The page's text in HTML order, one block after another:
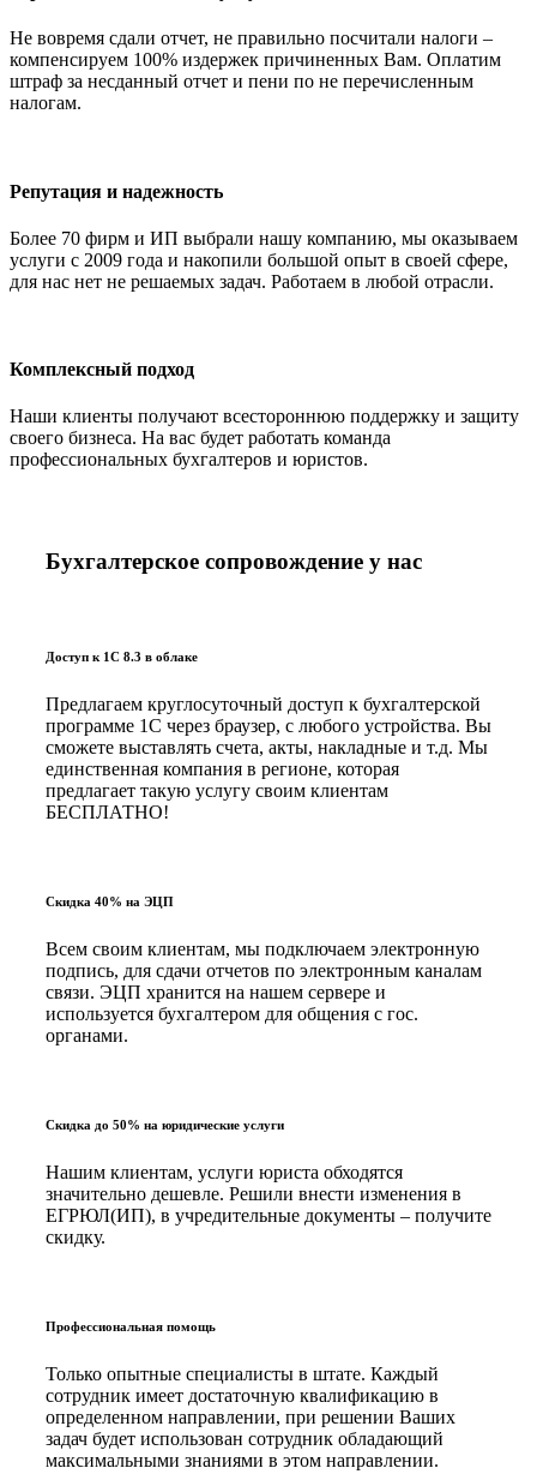
Не вовремя сдали отчет, не правильно посчитали налоги –
компенсируем 100% издержек причиненных Вам. Оплатим
штраф за несданный отчет и пени по не перечисленным
налогам.
Репутация и надежность
Более 70 фирм и ИП выбрали нашу компанию, мы оказываем
услуги с 2009 года и накопили большой опыт в своей сфере,
для нас нет не решаемых задач. Работаем в любой отрасли.
Комплексный подход
Наши клиенты получают всестороннюю поддержку и защиту
своего бизнеса. На вас будет работать команда
профессиональных бухгалтеров и юристов.
Бухгалтерское сопровождение у нас
Доступ к 1С 8.3 в облаке
Предлагаем круглосуточный доступ к бухгалтерской
программе 1С через браузер, с любого устройства. Вы
сможете выставлять счета, акты, накладные и т.д. Мы
единственная компания в регионе, которая
предлагает такую услугу своим клиентам
БЕСПЛАТНО!
Скидка 40% на ЭЦП
Всем своим клиентам, мы подключаем электронную
подпись, для сдачи отчетов по электронным каналам
связи. ЭЦП хранится на нашем сервере и
используется бухгалтером для общения с гос.
органами.
Скидка до 50% на юридические услуги
Нашим клиентам, услуги юриста обходятся
значительно дешевле. Решили внести изменения в
ЕГРЮЛ(ИП), в учредительные документы – получите
скидку.
Профессиональная помощь
Только опытные специалисты в штате. Каждый
сотрудник имеет достаточную квалификацию в
определенном направлении, при решении Ваших
задач будет использован сотрудник обладающий
максимальными знаниями в этом направлении.